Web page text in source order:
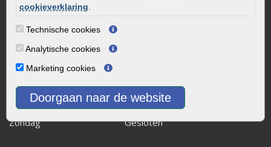
cookieverklaring
Technische cookies
Analytische cookies
Marketing cookies
Doorgaan naar de website
Openingstijden
Maandag
Dinsdag
Vrijdag
08:00 - 17:00
Zaterdag
08:00 - 15.00
Zondag
Gesloten